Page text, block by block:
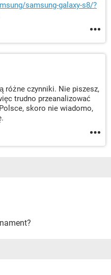
samsung-galaxy-s8/?
różne czynniki. Nie piszesz,
trudno przeanalizować
skoro nie wiadomo,